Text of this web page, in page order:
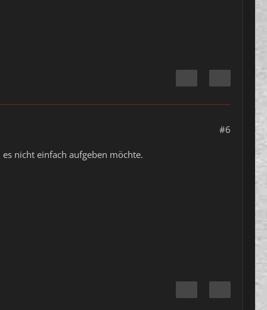
#6
nicht einfach aufgeben möchte.